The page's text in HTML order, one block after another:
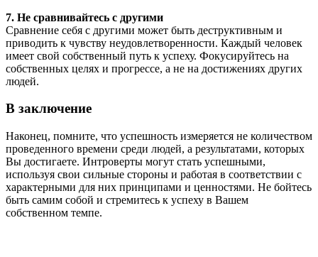
7. Не сравнивайтесь с другими
Сравнение себя с другими может быть деструктивным и
приводить к чувству неудовлетворенности. Каждый человек
имеет свой собственный путь к успеху. Фокусируйтесь на
собственных целях и прогрессе, а не на достижениях других
людей.
В заключение
Наконец, помните, что успешность измеряется не количеством
проведенного времени среди людей, а результатами, которых
Вы достигаете. Интроверты могут стать успешными,
используя свои сильные стороны и работая в соответствии с
характерными для них принципами и ценностями. Не бойтесь
быть самим собой и стремитесь к успеху в Вашем
собственном темпе.